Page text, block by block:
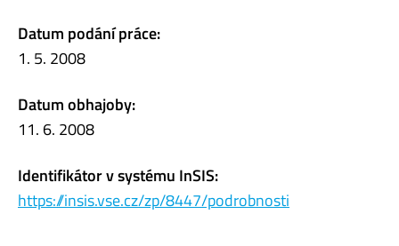
Datum podání práce:
1. 5. 2008
Datum obhajoby:
11. 6. 2008
Identifikátor v systému InSIS:
https://insis.vse.cz/zp/8447/podrobnosti